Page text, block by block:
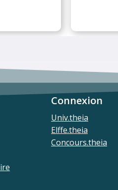
Connexion
Univ.theia
Elffe.theia
Concours.theia